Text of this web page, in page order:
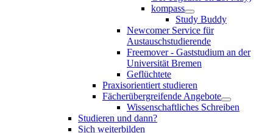
kompass
Study Buddy
Newcomer Service für
Austauschstudierende
Freemover - Gaststudium an der
Universität Bremen
Geflüchtete
Praxisorientiert studieren
Fächerübergreifende Angebote
Wissenschaftliches Schreiben
Studieren und dann?
Sich weiterbilden